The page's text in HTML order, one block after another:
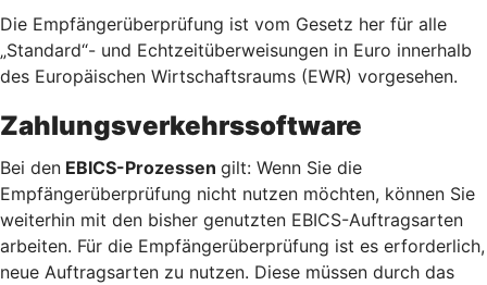
Die Empfängerüberprüfung ist vom Gesetz her für alle
„Standard“- und Echtzeitüberweisungen in Euro innerhalb
des Europäischen Wirtschaftsraums (EWR) vorgesehen.
Zahlungsverkehrssoftware
Bei den EBICS-Prozessen gilt: Wenn Sie die
Empfängerüberprüfung nicht nutzen möchten, können Sie
weiterhin mit den bisher genutzten EBICS-Auftragsarten
arbeiten. Für die Empfängerüberprüfung ist es erforderlich,
neue Auftragsarten zu nutzen. Diese müssen durch das